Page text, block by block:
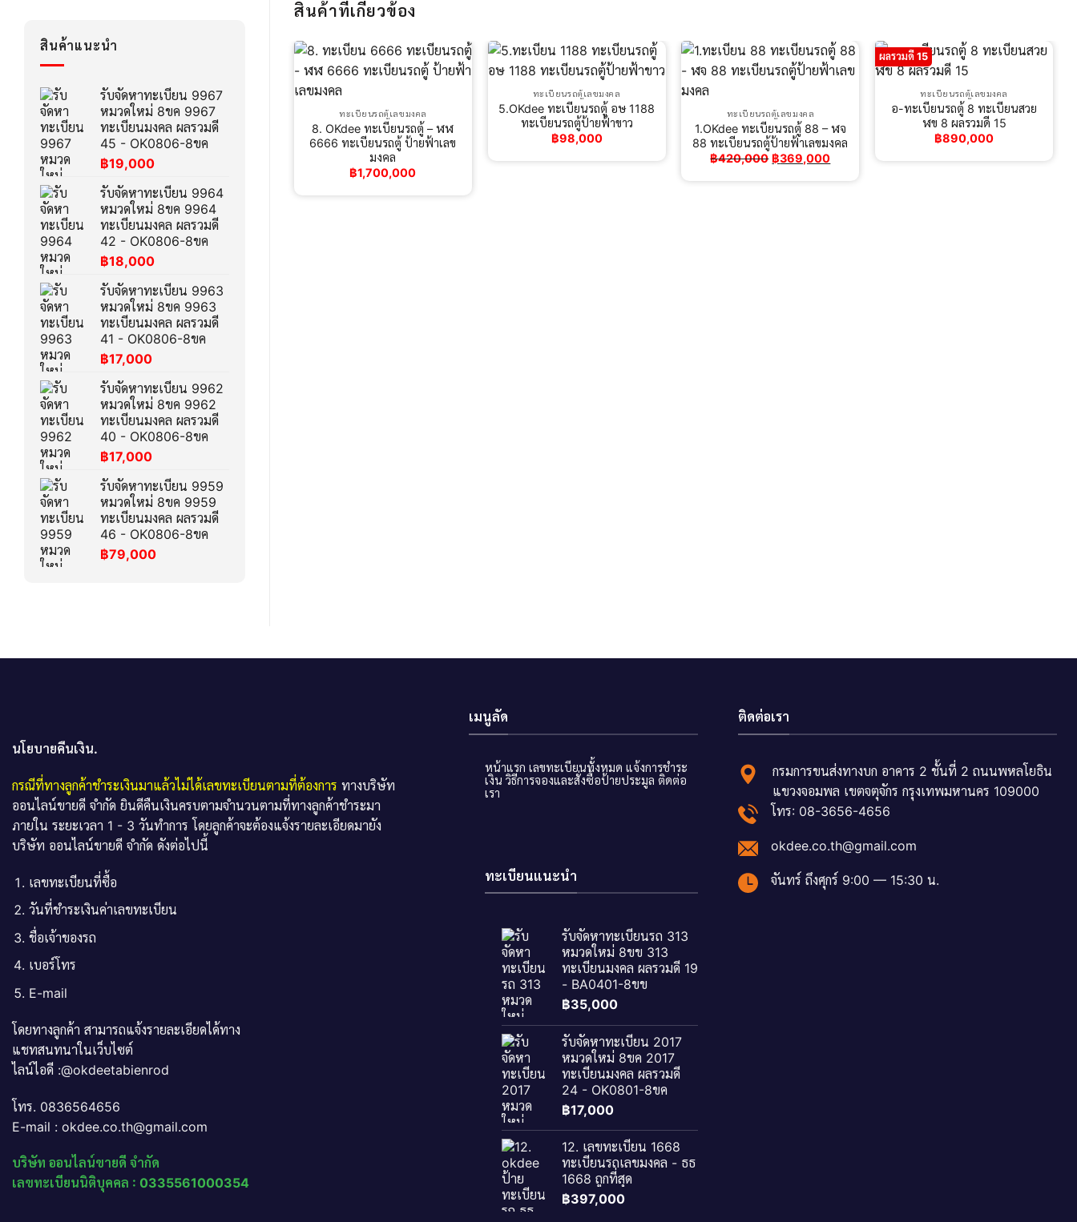
สินค้าแนะนำ
รับจัดหาทะเบียน 9967
หมวดใหม่ 8ขค 9967
ทะเบียนมงคล ผลรวมดี
45 - OK0806-8ขค
฿19,000
รับจัดหาทะเบียน 9964
หมวดใหม่ 8ขค 9964
ทะเบียนมงคล ผลรวมดี
42 - OK0806-8ขค
฿18,000
รับจัดหาทะเบียน 9963
หมวดใหม่ 8ขค 9963
ทะเบียนมงคล ผลรวมดี
41 - OK0806-8ขค
฿17,000
รับจัดหาทะเบียน 9962
หมวดใหม่ 8ขค 9962
ทะเบียนมงคล ผลรวมดี
40 - OK0806-8ขค
฿17,000
รับจัดหาทะเบียน 9959
หมวดใหม่ 8ขค 9959
ทะเบียนมงคล ผลรวมดี
46 - OK0806-8ขค
฿79,000
สินค้าที่เกี่ยวข้อง
ทะเบียนรถตู้เลขมงคล
8. OKdee ทะเบียนรถตู้ – ฬฬ
6666 ทะเบียนรถตู้ ป้ายฟ้าเลข
มงคล
฿1,700,000
ทะเบียนรถตู้เลขมงคล
5.OKdee ทะเบียนรถตู้ อษ 1188
ทะเบียนรถตู้ป้ายฟ้าขาว
฿98,000
ทะเบียนรถตู้เลขมงคล
1.OKdee ทะเบียนรถตู้ 88 – ฬจ
88 ทะเบียนรถตู้ป้ายฟ้าเลขมงคล
฿420,000 Original
price
฿369,000Current
price
ผลรวมดี 15
ทะเบียนรถตู้เลขมงคล
อ-ทะเบียนรถตู้ 8 ทะเบียนสวย
ฬข 8 ผลรวมดี 15
฿890,000
นโยบายคืนเงิน.
กรณีที่ทางลูกค้าชำระเงินมาแล้วไม่ได้เลขทะเบียนตามที่ต้องการ ทางบริษัท
ออนไลน์ขายดี จำกัด ยินดีคืนเงินครบตามจำนวนตามที่ทางลูกค้าชำระมา
ภายใน ระยะเวลา 1 - 3 วันทำการ โดยลูกค้าจะต้องแจ้งรายละเอียดมายัง
บริษัท ออนไลน์ขายดี จำกัด ดังต่อไปนี้
เลขทะเบียนที่ซื้อ
วันที่ชำระเงินค่าเลขทะเบียน
ชื่อเจ้าของรถ
เบอร์โทร
E-mail
โดยทางลูกค้า สามารถแจ้งรายละเอียดได้ทาง
แชทสนทนาในเว็บไซต์
ไลน์ไอดี :@okdeetabienrod
โทร. 0836564656
E-mail : okdee.co.th@gmail.com
บริษัท ออนไลน์ขายดี จำกัด
เลขทะเบียนนิติบุคคล : 0335561000354
เมนูลัด
หน้าแรก เลขทะเบียนทั้งหมด แจ้งการชำระ
เงิน วิธีการจองและสั่งซื้อป้ายประมูล ติดต่อ
เรา
ทะเบียนแนะนำ
รับจัดหาทะเบียนรถ 313
หมวดใหม่ 8ขข 313
ทะเบียนมงคล ผลรวมดี 19
- BA0401-8ขข
฿35,000
รับจัดหาทะเบียน 2017
หมวดใหม่ 8ขค 2017
ทะเบียนมงคล ผลรวมดี
24 - OK0801-8ขค
฿17,000
12. เลขทะเบียน 1668
ทะเบียนรถเลขมงคล - ธธ
1668 ถูกที่สุด
฿397,000
ติดต่อเรา
กรมการขนส่งทางบก อาคาร 2 ชั้นที่ 2 ถนนพหลโยธิน
แขวงจอมพล เขตจตุจักร กรุงเทพมหานคร 109000
โทร: 08-3656-4656
okdee.co.th@gmail.com
จันทร์ ถึงศุกร์ 9:00 — 15:30 น.